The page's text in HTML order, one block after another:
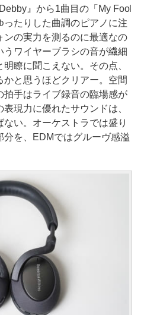
』から1曲目の「My Fool
たりした曲調のピアノに注
ンの実力を測るのに最適なの
ワイヤーブラシの音が繊細
瞭に聞こえない。その点、
と思うほどクリアー。空間
手はライブ録音の臨場感が
現力に優れたサウンドは、
い。オーケストラでは盛り
分を、EDMではグルーヴ感溢